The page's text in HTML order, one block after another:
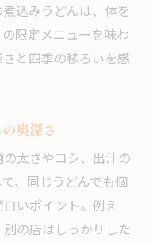
込みうどんは、体を
限定メニューを味わ
と四季の移ろいを感
奥深さ
太さやコシ、出汁の
、同じうどんでも個
いポイント。例え
の店はしっかりした